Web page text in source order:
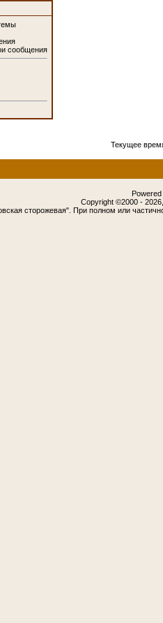
сообщения
Текущее
Copyright ©2000 -
сторожевая". При полном или